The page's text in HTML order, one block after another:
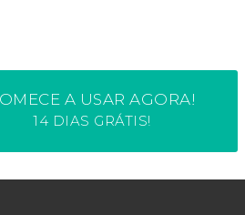
A USAR AGORA!
14 DIAS GRÁTIS!